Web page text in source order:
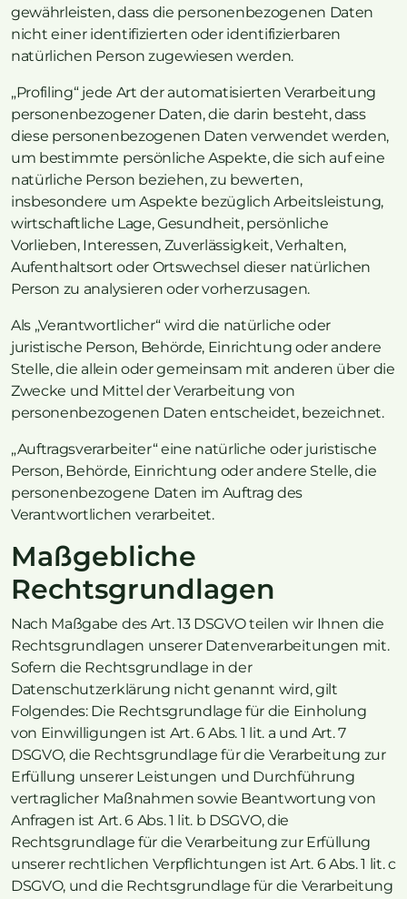
gewährleisten, dass die personenbezogenen Daten
nicht einer identifizierten oder identifizierbaren
natürlichen Person zugewiesen werden.
„Profiling“ jede Art der automatisierten Verarbeitung
personenbezogener Daten, die darin besteht, dass
diese personenbezogenen Daten verwendet werden,
um bestimmte persönliche Aspekte, die sich auf eine
natürliche Person beziehen, zu bewerten,
insbesondere um Aspekte bezüglich Arbeitsleistung,
wirtschaftliche Lage, Gesundheit, persönliche
Vorlieben, Interessen, Zuverlässigkeit, Verhalten,
Aufenthaltsort oder Ortswechsel dieser natürlichen
Person zu analysieren oder vorherzusagen.
Als „Verantwortlicher“ wird die natürliche oder
juristische Person, Behörde, Einrichtung oder andere
Stelle, die allein oder gemeinsam mit anderen über die
Zwecke und Mittel der Verarbeitung von
personenbezogenen Daten entscheidet, bezeichnet.
„Auftragsverarbeiter“ eine natürliche oder juristische
Person, Behörde, Einrichtung oder andere Stelle, die
personenbezogene Daten im Auftrag des
Verantwortlichen verarbeitet.
Maßgebliche
Rechtsgrundlagen
Nach Maßgabe des Art. 13 DSGVO teilen wir Ihnen die
Rechtsgrundlagen unserer Datenverarbeitungen mit.
Sofern die Rechtsgrundlage in der
Datenschutzerklärung nicht genannt wird, gilt
Folgendes: Die Rechtsgrundlage für die Einholung
von Einwilligungen ist Art. 6 Abs. 1 lit. a und Art. 7
DSGVO, die Rechtsgrundlage für die Verarbeitung zur
Erfüllung unserer Leistungen und Durchführung
vertraglicher Maßnahmen sowie Beantwortung von
Anfragen ist Art. 6 Abs. 1 lit. b DSGVO, die
Rechtsgrundlage für die Verarbeitung zur Erfüllung
unserer rechtlichen Verpflichtungen ist Art. 6 Abs. 1 lit. c
DSGVO, und die Rechtsgrundlage für die Verarbeitung